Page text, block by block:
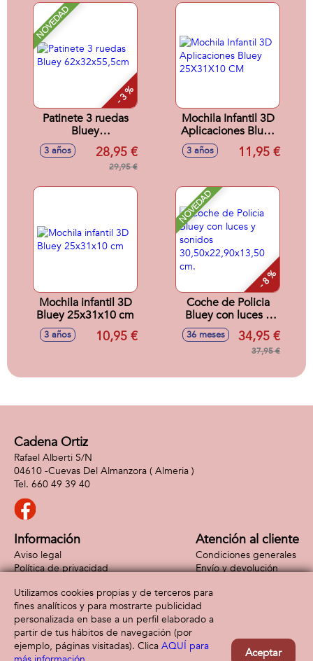
set de stickers y
accesorios
35x30x13 cm
NOVEDAD
- 3 %
Patinete 3 ruedas
Bluey
62x32x55,5cm
3 años 28,95 €
29,95 €
Mochila Infantil 3D
Aplicaciones Bluey
25X31X10 CM
3 años 11,95 €
Mochila infantil 3D
Bluey 25x31x10 cm
3 años 10,95 €
NOVEDAD
- 8 %
Coche de Policia
Bluey con luces y
sonidos
30,50x22,90x13,50
36 meses 34,95 €
37,95 €
Cadena Ortiz
Rafael Alberti S/N
04610 -Cuevas Del Almanzora ( Almeria )
660 49 39 40
Información
Aviso legal
Política de privacidad
Atención al cliente
Condiciones generales
Envío y devolución
Formas de pago
Utilizamos cookies propias y de terceros para
fines analíticos y para mostrarte publicidad
personalizada en base a un perfil elaborado a
partir de tus hábitos de navegación (por
ejemplo, páginas visitadas). Clica AQUÍ para
Aceptar